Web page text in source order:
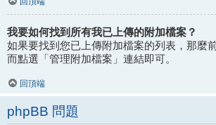
我要如何找到所有我已上傳的附加檔案？
如果要找到您已上傳附加檔案的列表，那麼
而點選「管理附加檔案」連結即可。
回頂端
phpBB 問題